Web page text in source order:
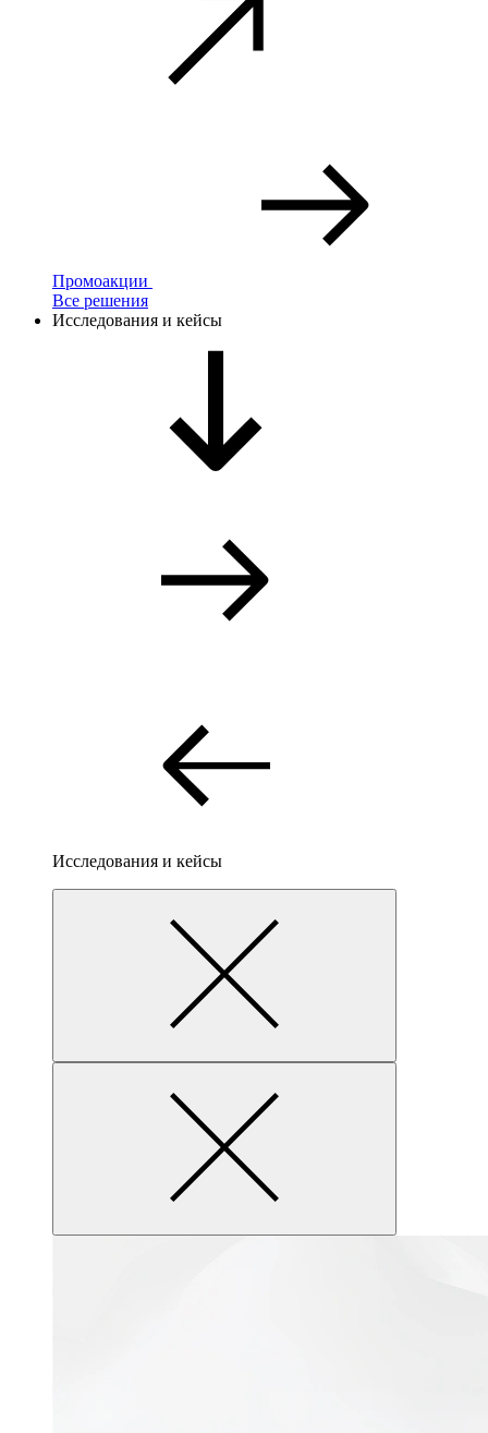
Промоакции
Все решения
Исследования и кейсы
Исследования и кейсы